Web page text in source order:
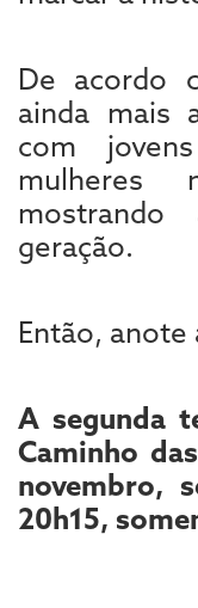
De acordo
ainda mais
com
mulheres
geração.
Então, anote
A segunda
Caminho
novembro,
20h15,